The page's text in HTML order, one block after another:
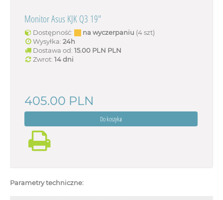
Monitor Asus KJK Q3 19"
Dostępność: na wyczerpaniu (4 szt)
Wysyłka:24h
Dostawa od:15.00 PLN PLN
Zwrot:14 dni
405.00 PLN
Parametry techniczne: